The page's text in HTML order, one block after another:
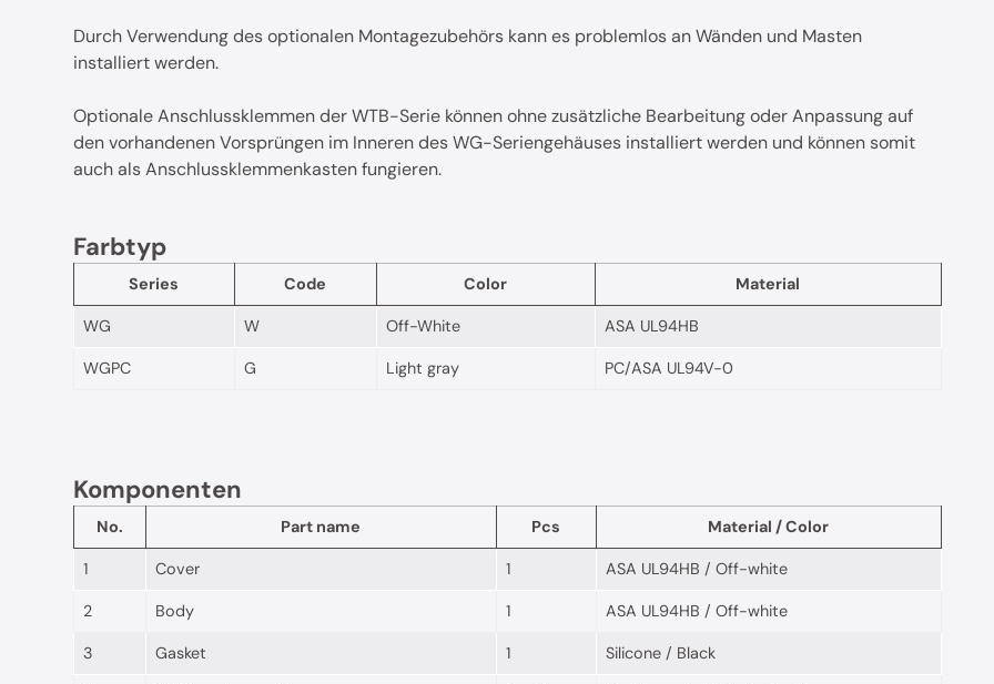
Durch Verwendung des optionalen Montagezubehörs kann es problemlos an Wänden und Masten
installiert werden.
Optionale Anschlussklemmen der WTB-Serie können ohne zusätzliche Bearbeitung oder Anpassung auf
den vorhandenen Vorsprüngen im Inneren des WG-Seriengehäuses installiert werden und können somit
auch als Anschlussklemmenkasten fungieren.
Farbtyp
Series Code Color Material
WG W Off-White ASA UL94HB
WGPC G Light gray PC/ASA UL94V-0
Komponenten
No. Part name Pcs Material / Color
1 Cover 1 ASA UL94HB / Off-white
2 Body 1 ASA UL94HB / Off-white
3 Gasket 1 Silicone / Black